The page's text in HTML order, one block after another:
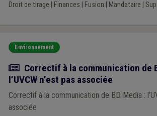
Droit de tirage Finances Fusion Mandataire
Environnement
Actualité
Correctif à la communication de
l’UVCW n’est pas associée
Correctif à la communication de BD Media :
associée